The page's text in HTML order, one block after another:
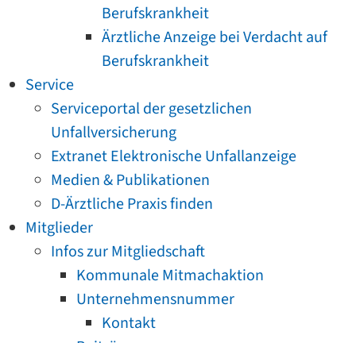
Berufskrankheit
Ärztliche Anzeige bei Verdacht auf
Berufskrankheit
Service
Serviceportal der gesetzlichen
Unfallversicherung
Extranet Elektronische Unfallanzeige
Medien & Publikationen
D-Ärztliche Praxis finden
Mitglieder
Infos zur Mitgliedschaft
Kommunale Mitmachaktion
Unternehmensnummer
Kontakt